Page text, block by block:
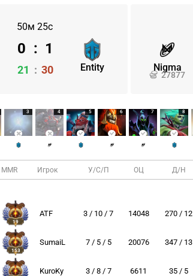
50м 25с
Entity
0 : 1
21 : 30 Nigma
27877
3 4 5 6 7 8
MMR Игрок У/С/П ОЦ Д/Н
19
ATF 3 / 10 / 7 14048 270 / 12
153
SumaiL 7 / 5 / 5 20076 347 / 13
KuroKy 3 / 8 / 7 6611 35 / 5